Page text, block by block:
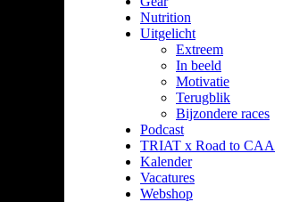
Nutrition
Uitgelicht
Extreem
In beeld
Motivatie
Terugblik
Bijzondere races
Podcast
TRIAT x Road to CAA
Kalender
Vacatures
Webshop